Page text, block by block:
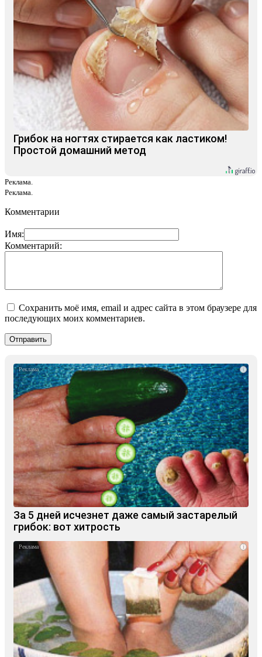
Грибок на ногтях стирается как ластиком!
Простой домашний метод
Реклама.
Реклама.
Комментарии
Имя:
Комментарий:
Сохранить моё имя, email и адрес сайта в этом браузере для
последующих моих комментариев.
i
За 5 дней исчезнет даже самый застарелый
грибок: вот хитрость
i